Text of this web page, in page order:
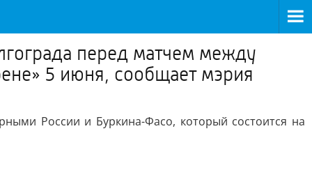
перед матчем между
5 июня, сообщает мэрия
России и Буркина-Фасо, который состоится на